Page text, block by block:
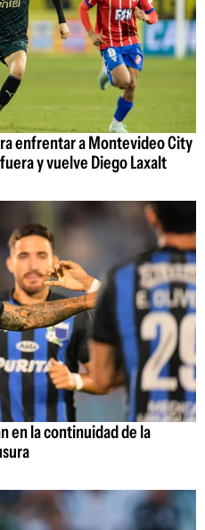
enfrentar a Montevideo City
y vuelve Diego Laxalt
en la continuidad de la